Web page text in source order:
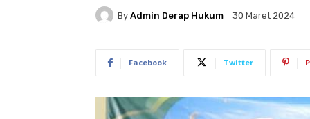
By Admin Derap Hukum 30 Maret 2024
Facebook Twitter